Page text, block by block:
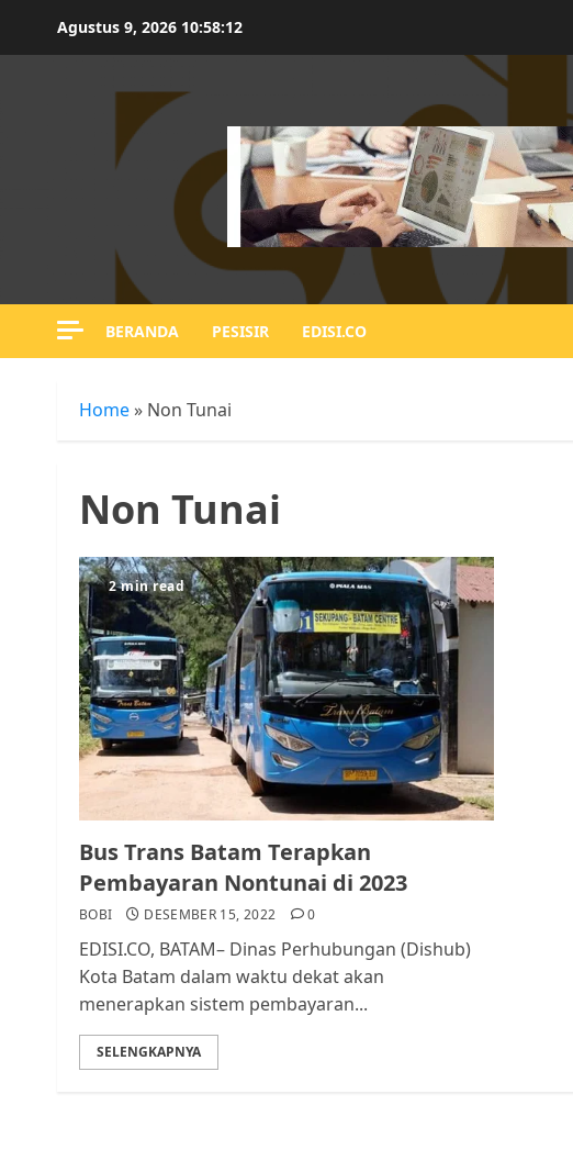
Agustus 9, 2026 10:58:12
BERANDA PESISIR EDISI.CO
Home » Non Tunai
Non Tunai
2 min read
Bus Trans Batam Terapkan
Pembayaran Nontunai di 2023
BOBI DESEMBER 15, 2022 0
EDISI.CO, BATAM– Dinas Perhubungan (Dishub)
Kota Batam dalam waktu dekat akan
menerapkan sistem pembayaran...
SELENGKAPNYA